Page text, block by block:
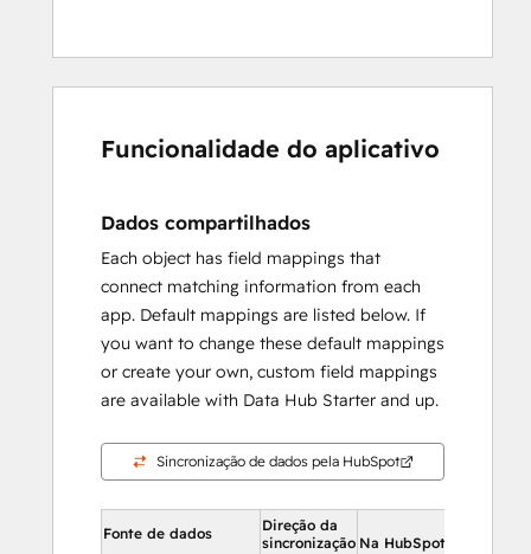
Funcionalidade do aplicativo
Dados compartilhados
Each object has field mappings that
connect matching information from each
app. Default mappings are listed below. If
you want to change these default mappings
or create your own, custom field mappings
are available with Data Hub Starter and up.
Sincronização de dados pela HubSpot
Fonte de dados
Direção da
sincronização Na HubSpot